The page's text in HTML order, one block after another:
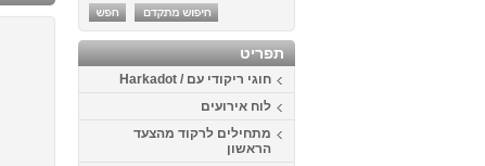
תפריט
חוגי ריקודי עם / Harkadot
לוח אירועים
מתחילים לרקוד מהצעד
הראשון